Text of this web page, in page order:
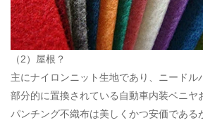
（2）屋根？
主にナイロンニット生地であり、ニードル
部分的に置換されている自動車内装ベニヤ
パンチング不織布は美しくかつ安価である